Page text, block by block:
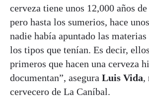
cerveza tiene unos 12,000 años
pero hasta los sumerios, hace
nadie había apuntado las materias
los tipos que tenían. Es decir,
primeros que hacen una cerveza
documentan”, asegura Luis Vida,
cervecero de La Caníbal.